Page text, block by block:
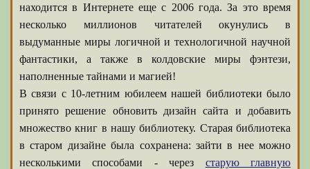
находится в Интернете еще с 2006 года. За это время
несколько миллионов читателей окунулись в
выдуманные миры логичной и технологичной научной
фантастики, а также в колдовские миры фэнтези,
наполненные тайнами и магией!
В связи с 10-летним юбилеем нашей библиотеки было
принято решение обновить дизайн сайта и добавить
множество книг в нашу библиотеку. Старая библиотека
в старом дизайне была сохранена: зайти в нее можно
несколькими способами - через старую главную